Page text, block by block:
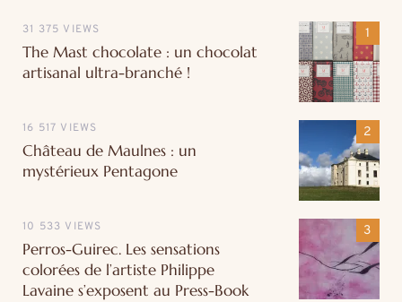
31 375 VIEWS
The Mast chocolate : un chocolat
artisanal ultra-branché !
16 517 VIEWS
Château de Maulnes : un
mystérieux Pentagone
10 533 VIEWS
Perros-Guirec. Les sensations
colorées de l’artiste Philippe
Lavaine s’exposent au Press-Book